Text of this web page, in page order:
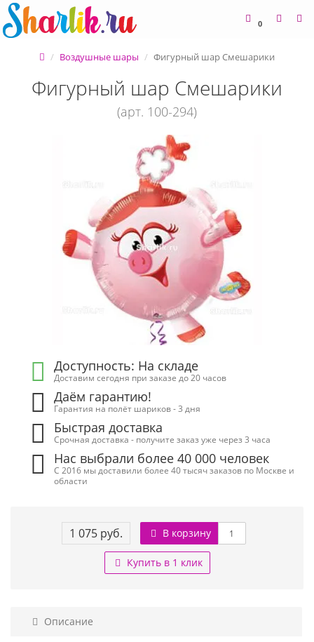
0
Воздушные шары Фигурный шар Смешарики
Фигурный шар Смешарики
(арт. 100-294)
Доступность: На складе
Доставим сегодня при заказе до 20 часов
Даём гарантию!
Гарантия на полёт шариков - 3 дня
Быстрая доставка
Срочная доставка - получите заказ уже через 3 часа
Нас выбрали более 40 000 человек
С 2016 мы доставили более 40 тысяч заказов по Москве и
области
1 075 руб. В корзину
Купить в 1 клик
Описание